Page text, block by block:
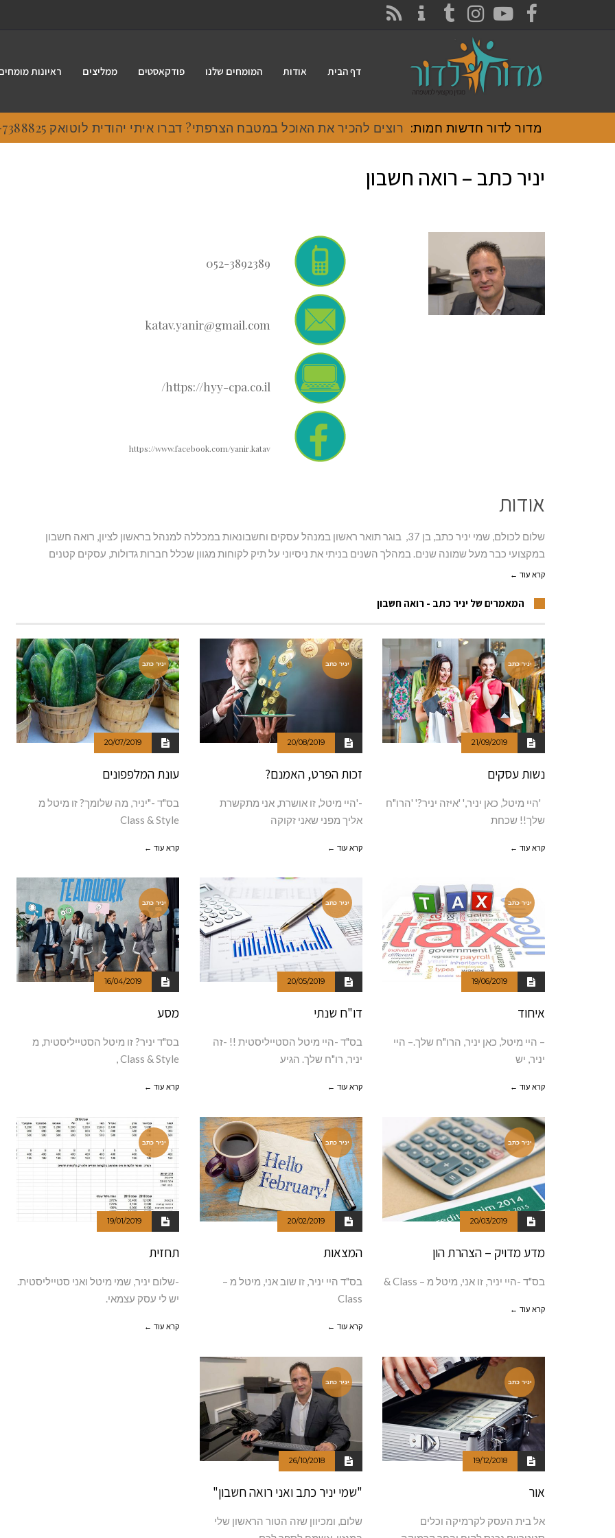
FACEBOOK
YOUTUBE
INSTAGRAM
TUMBLR
דף הבית אודות המומחים שלנו פודקאסטים ממליצים ראיונות
מדור לדור חדשות חמות: רוצים להכיר את האוכל במטבח הצרפתי? דברו איתי יהודית לוטואק 054-7388825.
יניר כתב – רואה חשבון
052-3892389
katav.yanir@gmail.com
https://hyy-cpa.co.il/
https://www.facebook.com/yanir.katav
אודות
שלום לכולם, שמי יניר כתב, בן 37, בוגר תואר ראשון במנהל עסקים וחשבונאות במכללה למנהל בראשון לציון, רואה חשבון
במקצועי כבר מעל שמונה שנים. במהלך השנים בניתי את ניסיוני על תיק לקוחות מגוון שכלל חברות גדולות, עסקים קטנים
קרא עוד ←
המאמרים של יניר כתב - רואה חשבון
יניר כתב
21/09/2019
נשות עסקים
'היי מיטל, כאן יניר,' 'איזה יניר?' 'הרו"ח
שלך!! שכחת
קרא עוד ←
יניר כתב
20/08/2019
זכות הפרט, האמנם?
-'היי מיטל, זו אושרת, אני מתקשרת
אליך מפני שאני זקוקה
קרא עוד ←
יניר כתב
20/07/2019
עונת המלפפונים
בס"ד -"יניר, מה שלומך? זו מיטל מ
Class & Style
קרא עוד ←
יניר כתב
19/06/2019
איחוד
– היי מיטל, כאן יניר, הרו"ח שלך.– היי
יניר, יש
קרא עוד ←
יניר כתב
20/05/2019
דו"ח שנתי
בס"ד -היי מיטל הסטייליסטית !! -זה
יניר, רו"ח שלך. הגיע
קרא עוד ←
יניר כתב
16/04/2019
מסע
בס"ד יניר? זו מיטל הסטייליסטית, מ
Class & Style ,
קרא עוד ←
יניר כתב
20/03/2019
מדע מדויק – הצהרת הון
בס"ד -היי יניר, זו אני, מיטל מ – Class &
קרא עוד ←
יניר כתב
20/02/2019
המצאות
בס"ד היי יניר, זו שוב אני, מיטל מ –
Class
קרא עוד ←
יניר כתב
19/01/2019
תחזית
-שלום יניר, שמי מיטל ואני סטייליסטית.
יש לי עסק עצמאי.
קרא עוד ←
יניר כתב
19/12/2018
אור
אל בית העסק לקרמיקה וכלים
יניר כתב
26/10/2018
"שמי יניר כתב ואני רואה חשבון"
שלום, ומכיוון שזה הטור הראשון שלי